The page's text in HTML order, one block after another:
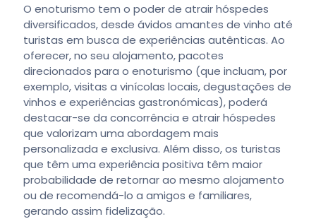
O enoturismo tem o poder de atrair hóspedes
diversificados, desde ávidos amantes de vinho até
turistas em busca de experiências autênticas. Ao
oferecer, no seu alojamento, pacotes
direcionados para o enoturismo (que incluam, por
exemplo, visitas a vinícolas locais, degustações de
vinhos e experiências gastronómicas), poderá
destacar-se da concorrência e atrair hóspedes
que valorizam uma abordagem mais
personalizada e exclusiva. Além disso, os turistas
que têm uma experiência positiva têm maior
probabilidade de retornar ao mesmo alojamento
ou de recomendá-lo a amigos e familiares,
gerando assim fidelização.